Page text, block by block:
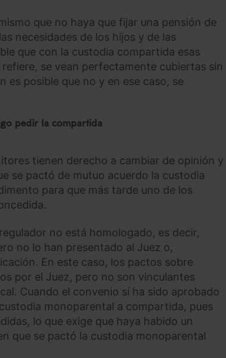
que no haya que fijar una pensión de
necesidades de los hijos y de las
que con la custodia compartida esas
se vean perfectamente cubiertas sin
es posible que no y en ese caso, se
pedir la compartida
tienen derecho a cambiar de opinión y
se pactó de mutuo acuerdo la custodia
para que más tarde uno de los
no está homologado, es decir,
no lo han presentado al Juez o,
En este caso, los pactos sobre
por el Juez, pero no son vinculantes
Cuando el convenio sí ha sido aprobado
monoparental a compartida, pues
lo que exige que haya habido un
que se pactó la custodia monoparental